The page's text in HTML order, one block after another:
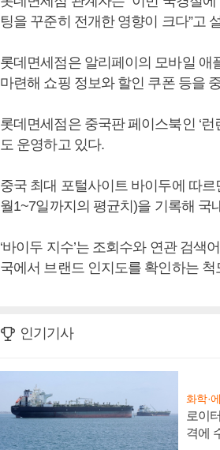
팅을 꾸준히 전개한 영향이 크다”고
롯데면세점은 알리페이의 모바일 애
마련해 쇼핑 정보와 할인 쿠폰 등을
롯데면세점은 중국판 페이스북인 ‘
도 운영하고 있다.
중국 최대 포털사이트 바이두에 따
월1~7일까지의 평균치)을 기록해 국
‘바이두 지수’는 조회수와 연관 검
국에서 브랜드 인지도를 확인하는
인기기사
화학·
로이
격에